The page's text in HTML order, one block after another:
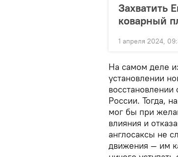
Захватить
коварный
1 апреля 2024,
На самом деле
установлении
восстановлении
России. Тогда,
мог бы при
влияния и
англосаксы не
движения — им